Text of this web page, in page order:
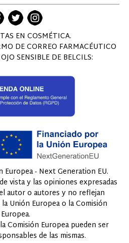
EN COSMÉTICA.
DE CORREO FARMACÉUTICO
SENSIBLE DE BELCILS:
Europea - Next Generation EU.
vista y las opiniones expresadas
autor o autores y no reflejan
Unión Europea o la Comisión
Europea.
Comisión Europea pueden ser
de las mismas.